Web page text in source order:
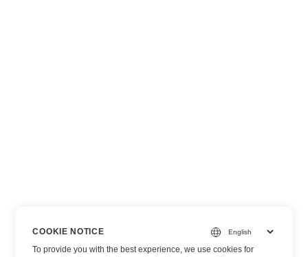
COOKIE NOTICE
To provide you with the best experience, we use cookies for